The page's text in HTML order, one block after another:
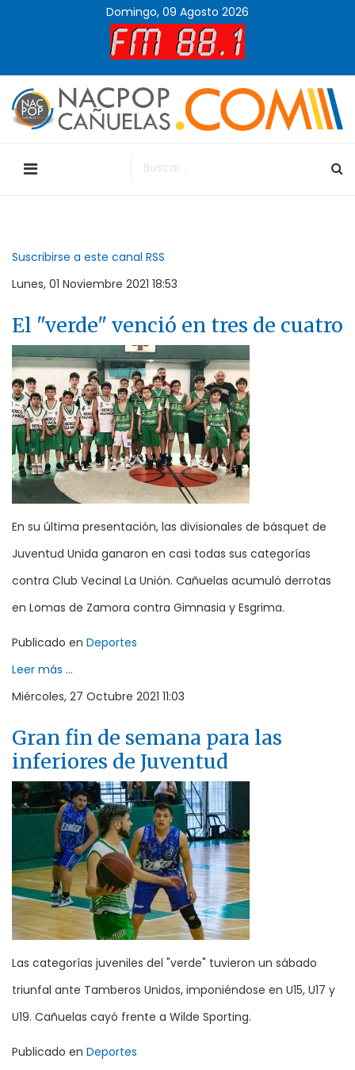
Domingo, 09 Agosto 2026
Suscribirse a este canal RSS
Lunes, 01 Noviembre 2021 18:53
El "verde" venció en tres de cuatro
En su última presentación, las divisionales de básquet de
Juventud Unida ganaron en casi todas sus categorías
contra Club Vecinal La Unión. Cañuelas acumuló derrotas
en Lomas de Zamora contra Gimnasia y Esgrima.
Publicado en Deportes
Leer más ...
Miércoles, 27 Octubre 2021 11:03
Gran fin de semana para las
inferiores de Juventud
Las categorías juveniles del "verde" tuvieron un sábado
triunfal ante Tamberos Unidos, imponiéndose en U15, U17 y
U19. Cañuelas cayó frente a Wilde Sporting.
Publicado en Deportes